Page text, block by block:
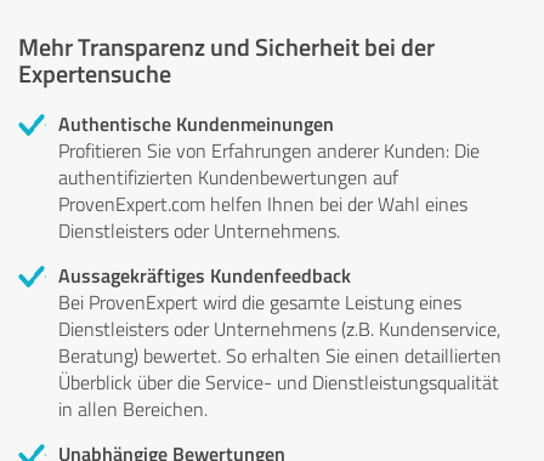
Mehr Transparenz und Sicherheit bei der
Expertensuche
Authentische Kundenmeinungen
Profitieren Sie von Erfahrungen anderer Kunden: Die
authentifizierten Kundenbewertungen auf
ProvenExpert.com helfen Ihnen bei der Wahl eines
Dienstleisters oder Unternehmens.
Aussagekräftiges Kundenfeedback
Bei ProvenExpert wird die gesamte Leistung eines
Dienstleisters oder Unternehmens (z.B. Kundenservice,
Beratung) bewertet. So erhalten Sie einen detaillierten
Überblick über die Service- und Dienstleistungsqualität
in allen Bereichen.
Unabhängige Bewertungen